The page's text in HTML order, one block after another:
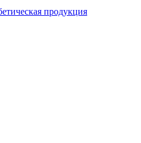
продукция